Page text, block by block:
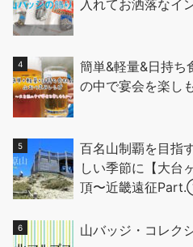
入れてお洒落なイ
簡単&軽量&日持
の中で宴会を楽し
百名山制覇を目指
しい季節に【大台
頂〜近畿遠征
山バッジ・コレク